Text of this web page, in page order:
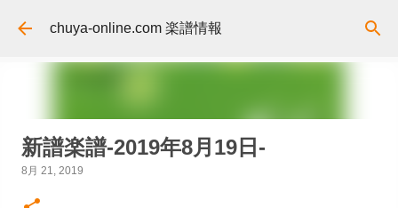
スキップしてメイン コンテンツに移動
chuya-online.com 楽譜情報
新譜楽譜-2019年8月19日-
8月 21, 2019